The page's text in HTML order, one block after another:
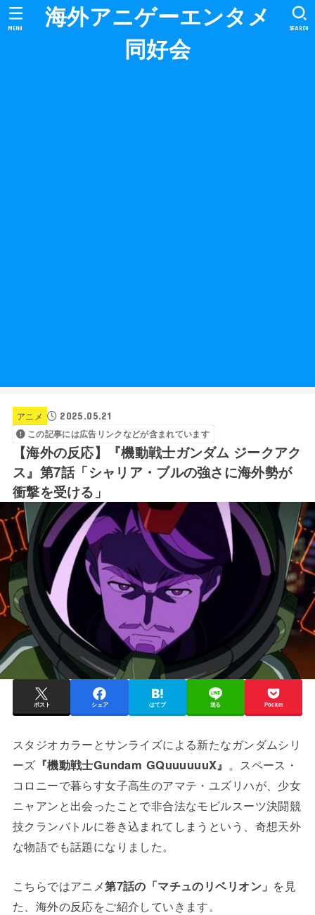
海外アニゲーエンタメ
同好会
SEARCH
MENU
アニメ
2025.05.21
この記事には広告リンクなどが含まれています
【海外の反応】『機動戦士ガンダム ジークアク
ス』第7話「シャリア・ブルの強さに海外勢が
衝撃を受ける」
ポスト シェア はてブ 送る Pocket
スタジオカラーとサンライズによる新たなガンダムシリ
ーズ 『機動戦士Gundam GQuuuuuuX』 。スペース・
コロニーで暮らす女子高生のアマテ・ユズリハが、少女
ニャアンと出会ったことで非合法なモビルスーツ決闘競
技クランバトルに巻き込まれてしまうという、奇想天外
な物語でも話題になりました。
こちらではアニメ第7話の「マチュのリベリオン」 を見
た、海外の反応をご紹介していきます。